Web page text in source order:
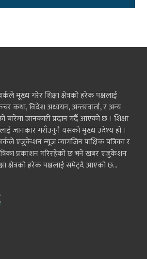
मूख्य गरेर शिक्षा क्षेत्रको हरेक पक्षलाई
कथा, विदेश अध्ययन, अन्तरवार्ता, र अन्य
बारेमा जानकारी प्रदान गर्दै आएको छ । शिक्षा
जानकार गराँउनुनै यसको मुख्य उदेश्य हो ।
एजुकेशन न्यूज म्यागजिन पाक्षिक पत्रिका र
प्रकाशन गरिरहेको छ भने खबर एजुकेशन
क्षेत्रको हरेक पक्षलाई समेट्दै आएको छ...